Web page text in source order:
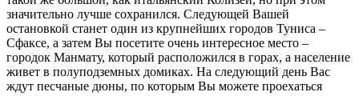
значительно лучше сохранился. Следующей Вашей
остановкой станет один из крупнейших городов Туниса –
Сфаксе, а затем Вы посетите очень интересное место –
городок Манмату, который расположился в горах, а население
живет в полуподземных домиках. На следующий день Вас
ждут песчаные дюны, по которым Вы можете проехаться